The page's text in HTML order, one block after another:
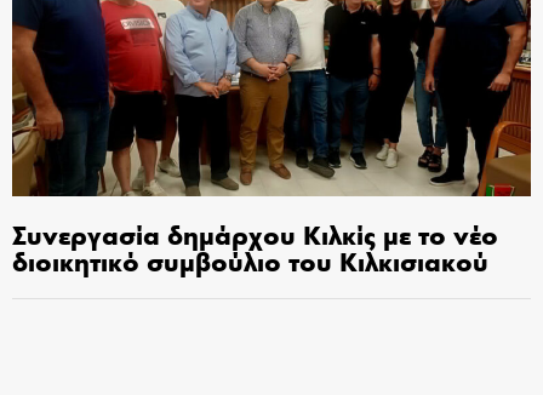
Συνεργασία δημάρχου Κιλκίς με το νέο
διοικητικό συμβούλιο του Κιλκισιακού